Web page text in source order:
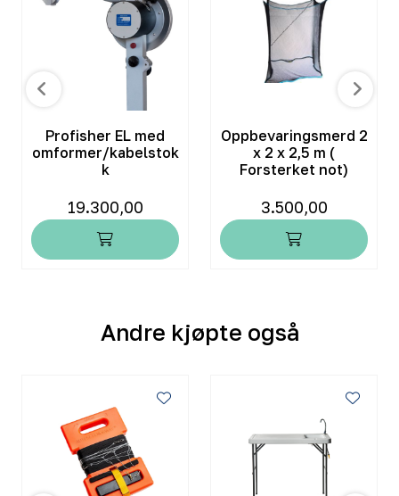
Profisher EL med
omformer/kabelstok
k
19.300,00
Oppbevaringsmerd 2
x 2 x 2,5 m (
Forsterket not)
3.500,00
Andre kjøpte også